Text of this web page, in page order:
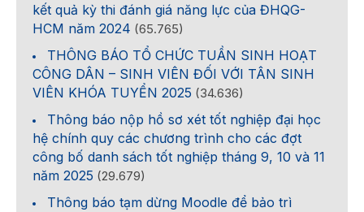
kết quả kỳ thi đánh giá năng lực của ĐHQG-
HCM năm 2024 (65.765)
THÔNG BÁO TỔ CHỨC TUẦN SINH HOẠT
CÔNG DÂN – SINH VIÊN ĐỐI VỚI TÂN SINH
VIÊN KHÓA TUYỂN 2025 (34.636)
Thông báo nộp hồ sơ xét tốt nghiệp đại học
hệ chính quy các chương trình cho các đợt
công bố danh sách tốt nghiệp tháng 9, 10 và 11
năm 2025 (29.679)
Thông báo tạm dừng Moodle để bảo trì